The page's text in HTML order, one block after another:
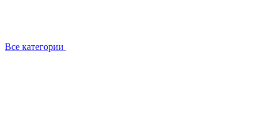
Все категории